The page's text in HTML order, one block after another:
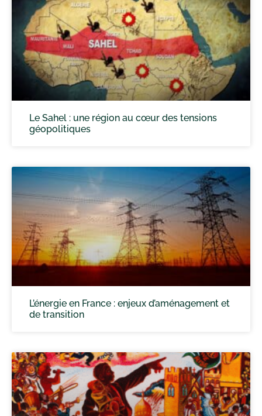
Le Sahel : une région au cœur des tensions
géopolitiques
L’énergie en France : enjeux d’aménagement et
de transition